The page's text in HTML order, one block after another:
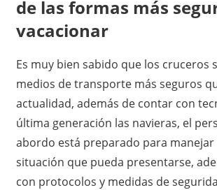
de las formas más
vacacionar
Es muy bien sabido que los cruceros
medios de transporte más seguros
actualidad, además de contar con
última generación las navieras, el
abordo está preparado para
situación que pueda presentarse,
con protocolos y medidas de